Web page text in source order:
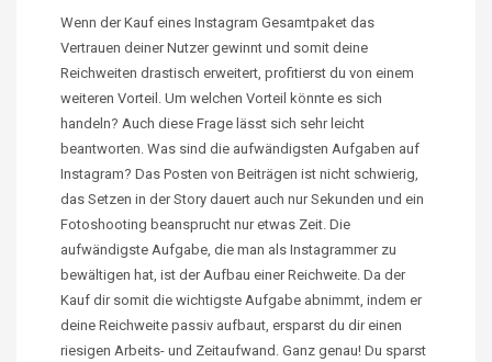
Wenn der Kauf eines Instagram Gesamtpaket das
Vertrauen deiner Nutzer gewinnt und somit deine
Reichweiten drastisch erweitert, profitierst du von einem
weiteren Vorteil. Um welchen Vorteil könnte es sich
handeln? Auch diese Frage lässt sich sehr leicht
beantworten. Was sind die aufwändigsten Aufgaben auf
Instagram? Das Posten von Beiträgen ist nicht schwierig,
das Setzen in der Story dauert auch nur Sekunden und ein
Fotoshooting beansprucht nur etwas Zeit. Die
aufwändigste Aufgabe, die man als Instagrammerzu
bewältigen hat, ist der Aufbau einer Reichweite. Da der
Kauf dir somit die wichtigste Aufgabe abnimmt, indem er
deine Reichweite passiv aufbaut, ersparst du dir einen
riesigen Arbeits- und Zeitaufwand. Ganz genau! Du sparst